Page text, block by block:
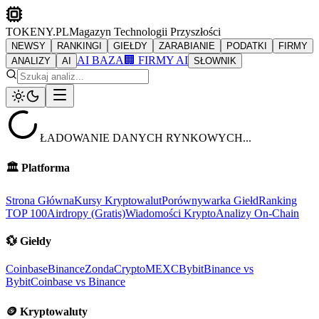
TOKENY.PLMagazyn Technologii Przyszłości
NEWSY RANKINGI GIEŁDY ZARABIANIE PODATKI
FIRMY
ANALIZY
AI AI BAZA 🏢 FIRMY AI SŁOWNIK
ŁADOWANIE DANYCH RYNKOWYCH...
🏛️ Platforma
Strona GłównaKursy KryptowalutPorównywarka GiełdRanking
TOP 100Airdropy (Gratis)Wiadomości KryptoAnalizy On-Chain
💱 Giełdy
CoinbaseBinanceZondaCryptoMEXCBybitBinance vs
BybitCoinbase vs Binance
🪙 Kryptowaluty